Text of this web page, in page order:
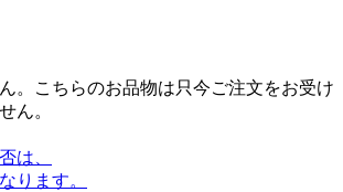
。こちらのお品物は只今ご注文をお受け
ん。
は、
ります。